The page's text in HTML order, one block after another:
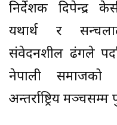
निर्देशक दिपेन्द्र
यथार्थ र
संवेदनशील ढंगले
नेपाली समाजको
अन्तर्राष्ट्रिय